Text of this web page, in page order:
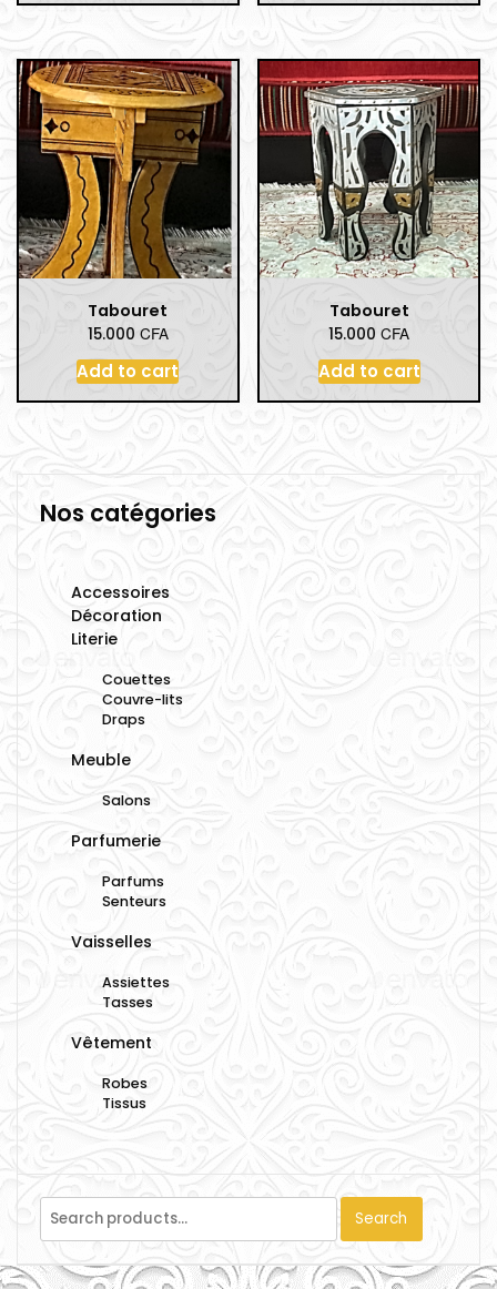
Tabouret
15.000 CFA
Add to cart
Tabouret
15.000CFA
Add to cart
Nos catégories
Accessoires
Décoration
Literie
Couettes
Couvre-lits
Draps
Meuble
Salons
Parfumerie
Parfums
Senteurs
Vaisselles
Assiettes
Tasses
Vêtement
Robes
Tissus
Search